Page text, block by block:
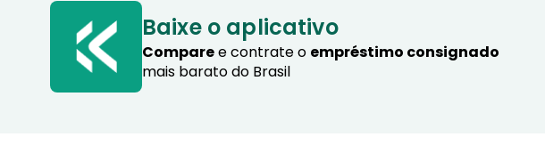
Baixe o aplicativo
Comparee contrate o empréstimo consignado
mais barato do Brasil